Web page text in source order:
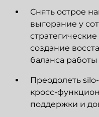
Снять острое
выгорание у
создание
баланса работы
Преодолеть
кросс-
поддержки и